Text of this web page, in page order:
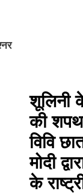
शूलिनी
की
विवि
मोदी
के